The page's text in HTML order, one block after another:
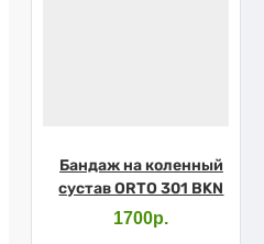
Бандаж на коленный
сустав ORTO 301 BKN
1700р.